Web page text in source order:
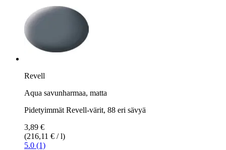
Revell
Aqua savunharmaa, matta
Pidetyimmät Revell-värit, 88 eri sävyä
3,89 €
(216,11 € / l)
5.0 (1)